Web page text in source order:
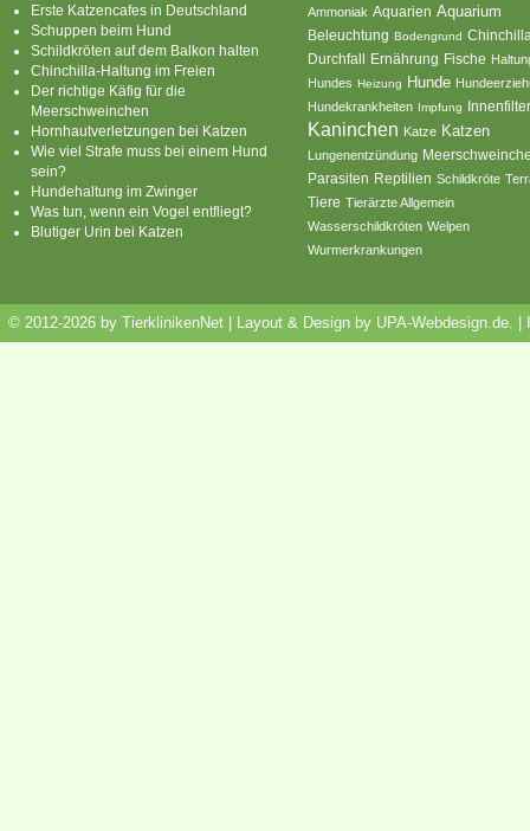
Erste Katzencafes in Deutschland
Schuppen beim Hund
Schildkröten auf dem Balkon halten
Chinchilla-Haltung im Freien
Der richtige Käfig für die
Meerschweinchen
Hornhautverletzungen bei Katzen
Wie viel Strafe muss bei einem Hund
sein?
Hundehaltung im Zwinger
Was tun, wenn ein Vogel entfliegt?
Blutiger Urin bei Katzen
Ammoniak Aquarien Aquarium
Beleuchtung Bodengrund
Durchfall Ernährung Fische
Hundes Heizung Hunde
Hundekrankheiten Impfung
Kaninchen Katze Katzen
Lungenentzündung
Parasiten Reptilien Schildkröte
Tiere Tierärzte Allgemein
Wasserschildkröten Welpen
Wurmerkrankungen
© 2012-2026 by TierklinikenNet | Layout & Design by UPA-Webdesign.de.